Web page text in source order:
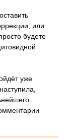
или
будете
уже